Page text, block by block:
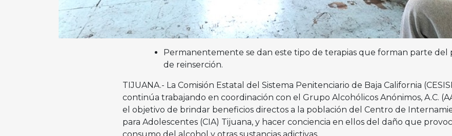
Permanentemente se dan este tipo de terapias que forman parte del
de reinserción.
TIJUANA.- La Comisión Estatal del Sistema Penitenciario de Baja California
continúa trabajando en coordinación con el Grupo Alcohólicos Anónimos, A.C.
el objetivo de brindar beneficios directos a la población del Centro de
para Adolescentes (CIA) Tijuana, y hacer conciencia en ellos del daño que